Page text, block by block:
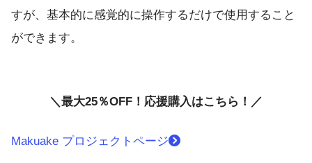
すが、基本的に感覚的に操作するだけで使用すること
ができます。
＼最大25％OFF！応援購入はこちら！／
Makuake プロジェクトページ